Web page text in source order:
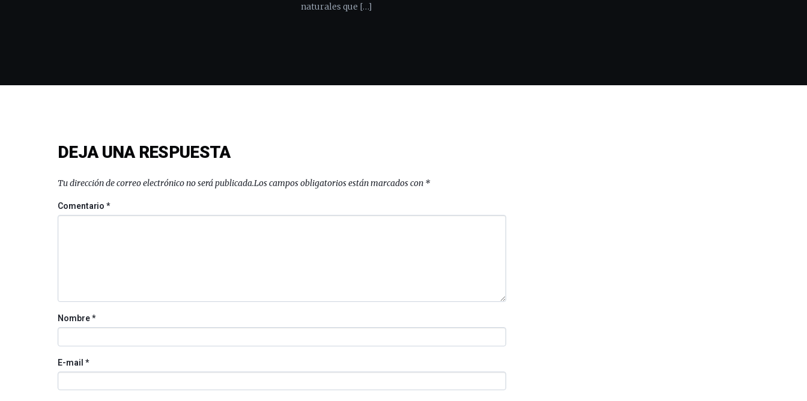
de
naturales que […]
DEJA UNA RESPUESTA
Tu dirección de correo electrónico no será publicada.Los campos obligatorios están marcados con *
Comentario*
Nombre*
E-mail *